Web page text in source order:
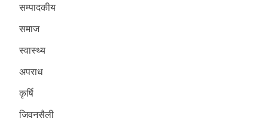
सम्पादकीय
समाज
स्वास्थ्य
अपराध
कृर्षि
जिवनसैली